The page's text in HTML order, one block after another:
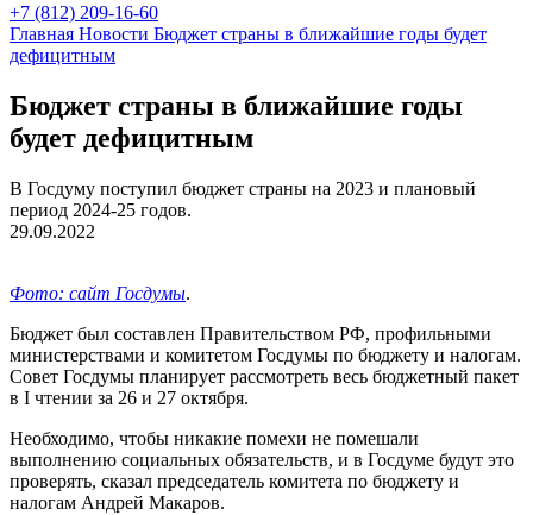
+7 (812) 209-16-60
Главная Новости Бюджет страны в ближайшие годы будет
дефицитным
Бюджет страны в ближайшие годы
будет дефицитным
В Госдуму поступил бюджет страны на 2023 и плановый
период 2024-25 годов.
29.09.2022
Фото: сайт Госдумы.
Бюджет был составлен Правительством РФ, профильными
министерствами и комитетом Госдумы по бюджету и налогам.
Совет Госдумы планирует рассмотреть весь бюджетный пакет
в I чтении за 26 и 27 октября.
Необходимо, чтобы никакие помехи не помешали
выполнению социальных обязательств, и в Госдуме будут это
проверять, сказал председатель комитета по бюджету и
налогам Андрей Макаров.